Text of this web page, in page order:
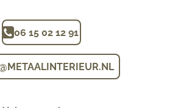
06 15 02 12 91
METAALINTERIEUR.NL